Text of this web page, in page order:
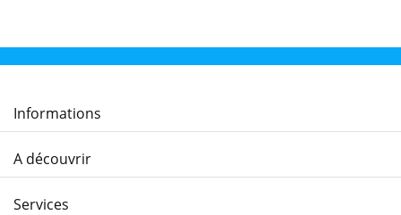
Informations
A découvrir
Services